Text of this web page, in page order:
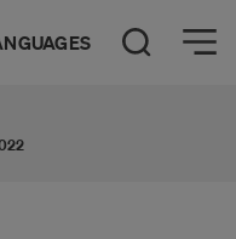
Öppna sök
Öppna meny